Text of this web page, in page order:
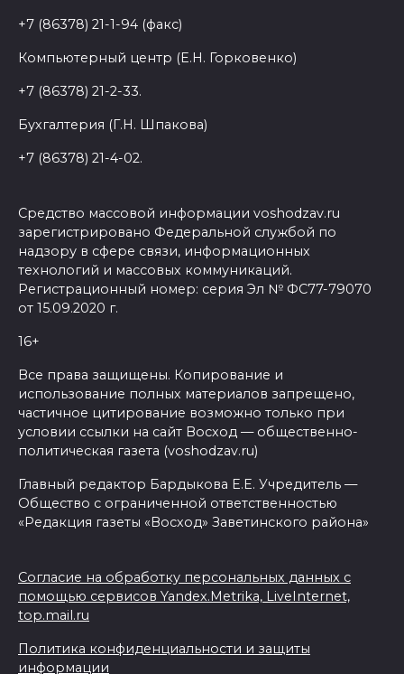
+7 (86378) 21-1-94 (факс)
Компьютерный центр (Е.Н. Горковенко)
+7 (86378) 21-2-33.
Бухгалтерия (Г.Н. Шпакова)
+7 (86378) 21-4-02.
Средство массовой информации voshodzav.ru
зарегистрировано Федеральной службой по
надзору в сфере связи, информационных
технологий и массовых коммуникаций.
Регистрационный номер: серия Эл № ФС77-79070
от 15.09.2020 г.
16+
Все права защищены. Копирование и
использование полных материалов запрещено,
частичное цитирование возможно только при
условии ссылки на сайт Восход — общественно-
политическая газета (voshodzav.ru)
Главный редактор Бардыкова Е.Е. Учредитель —
Общество с ограниченной ответственностью
«Редакция газеты «Восход» Заветинского района»
Согласие на обработку персональных данных с
помощью сервисов Yandex.Metrika, LiveInternet,
top.mail.ru
Политика конфиденциальности и защиты
информации